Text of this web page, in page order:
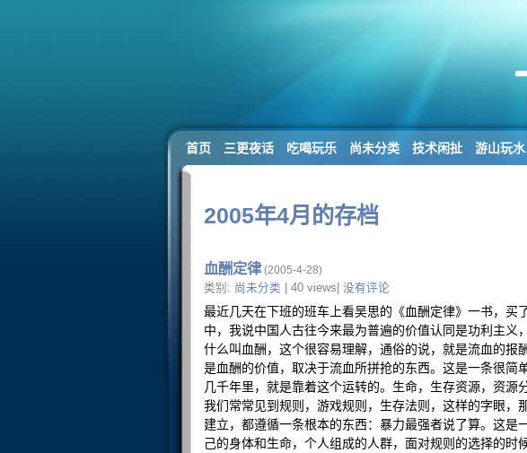
首页 三更夜话 吃喝玩乐 尚未分类 技术闲扯 游山玩水
2005年4月的存档
血酬定律(2005-4-28)
类别: 尚未分类 | 40 views| 没有评论
最近几天在下班的班车上看吴思的《血酬定律》一书，
中，我说中国人古往今来最为普遍的价值认同是功利主义
什么叫血酬，这个很容易理解，通俗的说，就是流血的
是血酬的价值，取决于流血所拼抢的东西。这是一条很简
几千年里，就是靠着这个运转的。生命，生存资源，资源
我们常常见到规则，游戏规则，生存法则，这样的字眼
建立，都遵循一条根本的东西：暴力最强者说了算。这是
己的身体和生命，个人组成的人群，面对规则的选择的